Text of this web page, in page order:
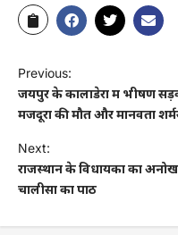
Previous:
जयपुर के कालाडेरा में भीषण
मजदूरों की मौत और मानवता
Next:
राजस्थान के विधायकों का
चालीसा का पाठ